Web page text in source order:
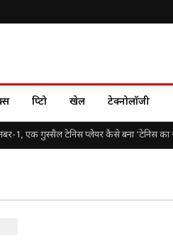
क्रिप्टो खेल टेक्नोलॉजी
1, एक गुस्सैल टेनिस प्लेयर कैसे बना ‘टेनिस का